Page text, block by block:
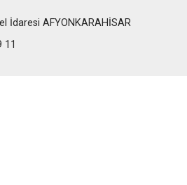
İdaresi AFYONKARAHİSAR
11